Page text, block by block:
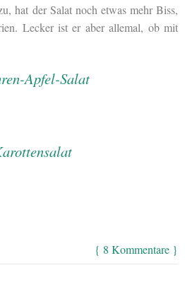
hat der Salat noch etwas mehr Biss,
Lecker ist er aber allemal, ob mit
{ 8 Kommentare }